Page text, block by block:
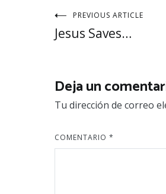
Navegación
entradas
PREVIOUS ARTICLE
Jesus Saves…
Deja un
Tu dirección de correo
COMENTARIO *